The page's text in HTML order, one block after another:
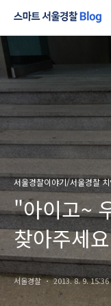
서울경찰이야기/서울경찰
"아이고~
찾아주세
서울경찰 2013. 8. 9. 15:36